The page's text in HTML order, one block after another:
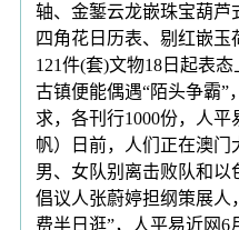
轴、金錾云龙嵌珠宝葫芦
四角花日历表、剔红嵌
121件(套)文物18日起表
古镇便能偶遇“陌头争霸”
求，各刊行1000份，人
帆）日前，人们正在澳门
男、女队别离击败队和以
倡议人张蔚婷担纲策展人
费半日逛”，人平易近网6